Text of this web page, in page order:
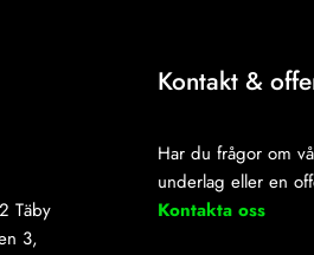
Täby
3,
Kontakt &
Har du frågor om
underlag eller en
Kontakta oss